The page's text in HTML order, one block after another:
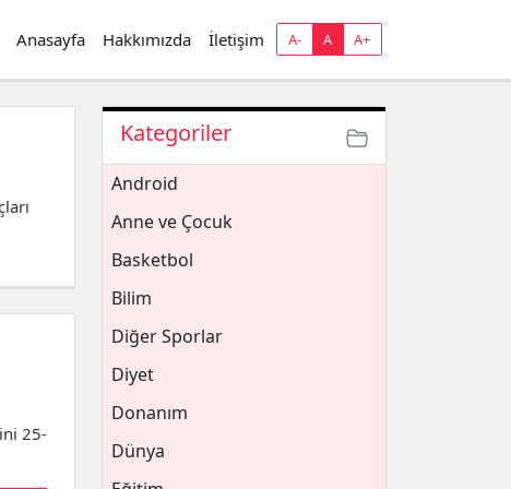
Anasayfa Hakkımızda İletişim A- A A+
25-
Kategoriler
Android
Anne ve Çocuk
Basketbol
Bilim
Diğer Sporlar
Diyet
Donanım
Dünya